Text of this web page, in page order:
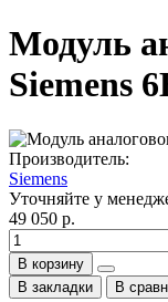
Модуль
Siemens
Производитель:
Siemens
Уточняйте у
49 050 р.
В корзину
В закладки
В